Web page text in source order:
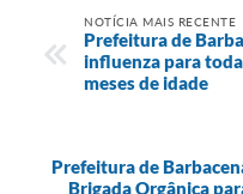
NOTÍCIA MAIS RECENTE
Prefeitura de
influenza para
meses de idade
Prefeitura de
Brigada Orgânica